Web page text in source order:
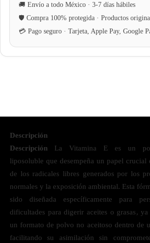
Descripción
Descripción La Vitamina E es un
liposoluble que desempeña un papel crucial
de los radicales libres generados por los
normales y la exposición ambiental. Esta
sido diseñada específicamente para
dificultades para digerir aceites o grasas, ya
un formato de polvo no aceitoso dentro de
facilitando su asimilación sin